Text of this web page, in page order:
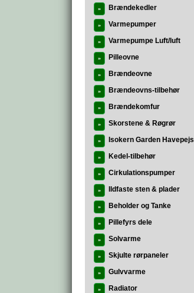
» Brændekedler
» Varmepumper
» Varmepumpe Luft/luft
» Pilleovne
» Brændeovne
» Brændeovns-tilbehør
» Brændekomfur
» Skorstene & Røgrør
» Isokern Garden Havepejs
» Kedel-tilbehør
» Cirkulationspumper
» Ildfaste sten & plader
» Beholder og Tanke
» Pillefyrs dele
» Solvarme
» Skjulte rørpaneler
» Gulvvarme
» Radiator